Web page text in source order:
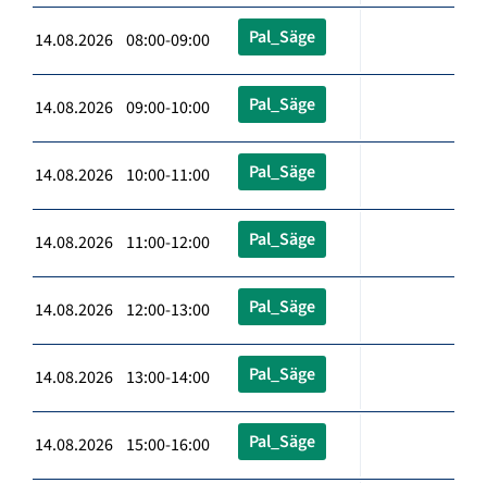
14.08.2026 08:00-09:00 Pal_Säge
14.08.2026 09:00-10:00 Pal_Säge
14.08.2026 10:00-11:00 Pal_Säge
14.08.2026 11:00-12:00 Pal_Säge
14.08.2026 12:00-13:00 Pal_Säge
14.08.2026 13:00-14:00 Pal_Säge
14.08.2026 15:00-16:00 Pal_Säge